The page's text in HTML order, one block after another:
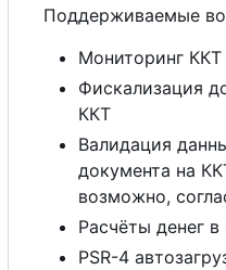
Поддерживаемые
Мониторинг
Фискализация
ККТ
Валидация
документа на
возможно,
Расчёты денег в
PSR-4